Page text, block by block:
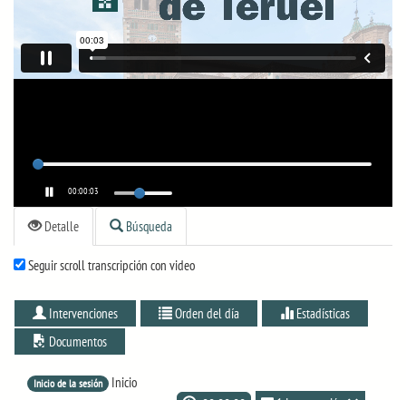
00:00:03
Detalle Búsqueda
Seguir scroll transcripción con video
Intervenciones Orden del día
Estadísticas
Documentos
Inicio de la sesión Inicio